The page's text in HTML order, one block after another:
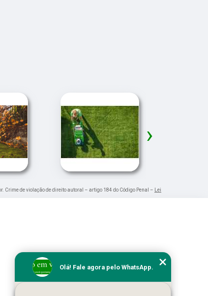
›
Crime de violação de direito autoral – artigo 184 do Código Penal –
Lei
Olá! Fale agora pelo WhatsApp.